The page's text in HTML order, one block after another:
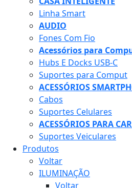
Linha Smart
AUDIO
Fones Com Fio
Acessórios para
Hubs E Docks USB-C
Suportes para Comput
ACESSÓRIOS
Cabos
Suportes Celulares
ACESSÓRIOS PARA
Suportes Veiculares
Produtos
Voltar
ILUMINAÇÃO
Voltar